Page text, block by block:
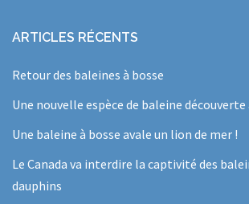
ARTICLES RÉCENTS
Retour des baleines à bosse
Une nouvelle espèce de baleine découverte
Une baleine à bosse avale un lion de mer !
Le Canada va interdire la captivité des
dauphins